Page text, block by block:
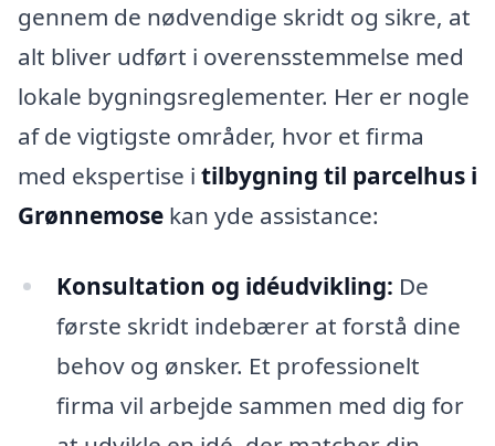
gennem de nødvendige skridt og sikre, at
alt bliver udført i overensstemmelse med
lokale bygningsreglementer. Her er nogle
af de vigtigste områder, hvor et firma
med ekspertise i tilbygning til parcelhus i
Grønnemose kan yde assistance:
Konsultation og idéudvikling: De
første skridt indebærer at forstå dine
behov og ønsker. Et professionelt
firma vil arbejde sammen med dig for